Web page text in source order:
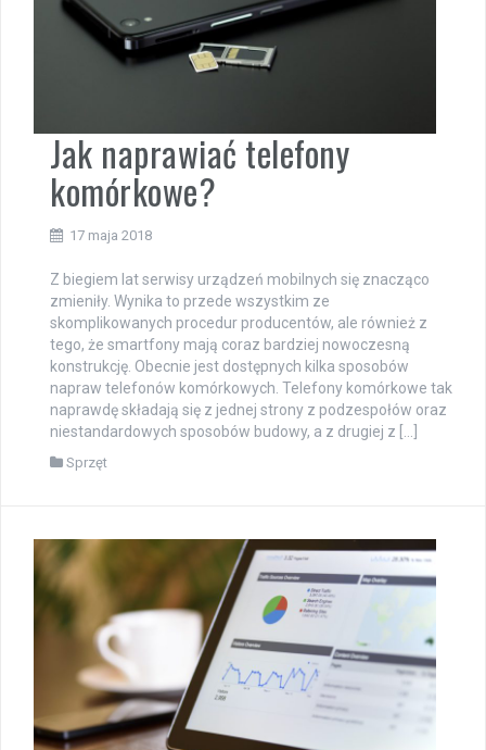
Jak naprawiać telefony
komórkowe?
17 maja 2018
Z biegiem lat serwisy urządzeń mobilnych się znacząco
zmieniły. Wynika to przede wszystkim ze
skomplikowanych procedur producentów, ale również z
tego, że smartfony mają coraz bardziej nowoczesną
konstrukcję. Obecnie jest dostępnych kilka sposobów
napraw telefonów komórkowych. Telefony komórkowe tak
naprawdę składają się z jednej strony z podzespołów oraz
niestandardowych sposobów budowy, a z drugiej z […]
Sprzęt